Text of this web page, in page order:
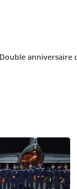
Double anniversaire